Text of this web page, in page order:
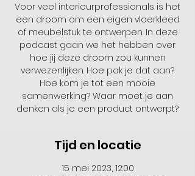
Voor veel interieurprofessionals is het
een droom om een eigen vloerkleed
of meubelstuk te ontwerpen. In deze
podcast gaan we het hebben over
hoe jij deze droom zou kunnen
verwezenlijken. Hoe pak je dat aan?
Hoe kom je tot een mooie
samenwerking? Waar moet je aan
denken als je een product ontwerpt?
Tijd en locatie
15 mei 2023, 12:00